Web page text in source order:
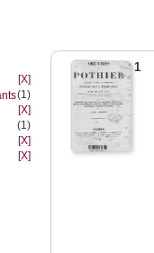
[X]
(1)
[X]
(1)
[X]
[X]
1